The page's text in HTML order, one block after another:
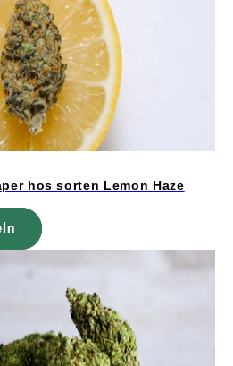
hos sorten Lemon Haze